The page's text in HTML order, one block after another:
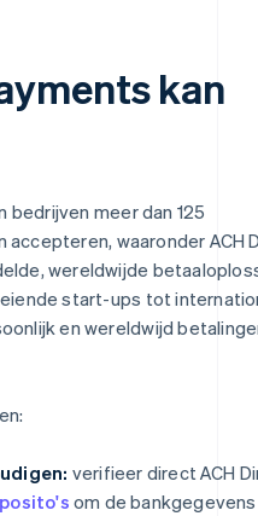
kan
bedrijven meer dan 125
waaronder ACH
wereldwijde
start-ups tot
en wereldwijd
verifieer direct ACH
om de